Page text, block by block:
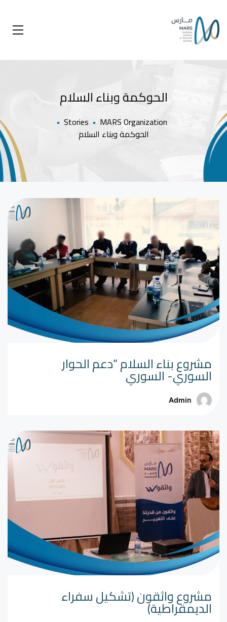
الحوكمة وبناء السلام
MARS Organization
•
Stories
•
الحوكمة وبناء السلام
مشروع بناء السلام “دعم الحوار
السوري- السوري
Admin
مشروع واثقون (تشكيل سفراء
الديمقراطية)